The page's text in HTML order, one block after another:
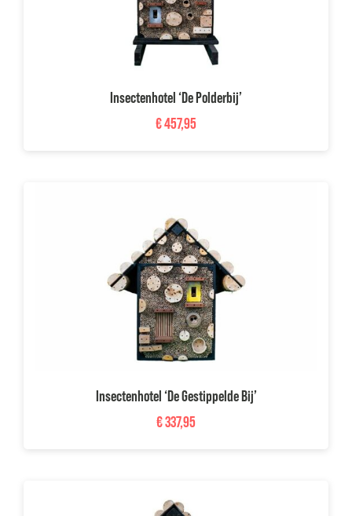
Insectenhotel ‘De Polderbij’
€457,95
Insectenhotel ‘De Gestippelde Bij’
€337,95